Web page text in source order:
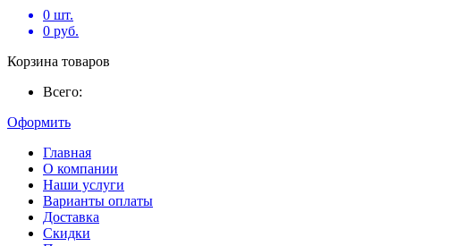
0 шт.
0 руб.
Корзина товаров
Всего:
Оформить
Главная
О компании
Наши услуги
Варианты оплаты
Доставка
Скидки